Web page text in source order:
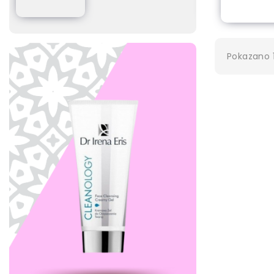
Pokazano